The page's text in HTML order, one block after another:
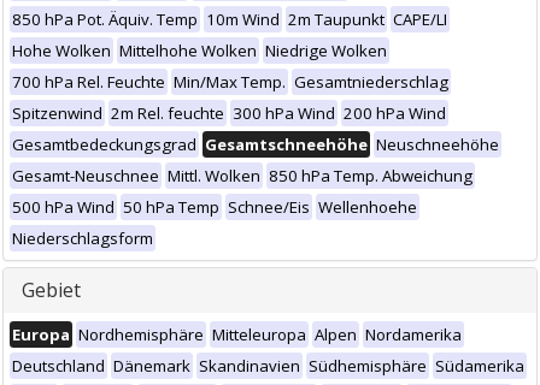
850 hPa Pot. Äquiv. Temp 10m Wind 2m Taupunkt CAPE/LI
Hohe Wolken Mittelhohe Wolken Niedrige Wolken
700 hPa Rel. Feuchte Min/Max Temp. Gesamtniederschlag
Spitzenwind 2m Rel. feuchte 300 hPa Wind 200 hPa Wind
Gesamtbedeckungsgrad Gesamtschneehöhe Neuschneehöhe
Gesamt-Neuschnee Mittl. Wolken 850 hPa Temp. Abweichung
500 hPa Wind 50 hPa Temp Schnee/Eis Wellenhoehe
Niederschlagsform
Gebiet
Europa Nordhemisphäre Mitteleuropa Alpen Nordamerika
Deutschland Dänemark Skandinavien Südhemisphäre Südamerika